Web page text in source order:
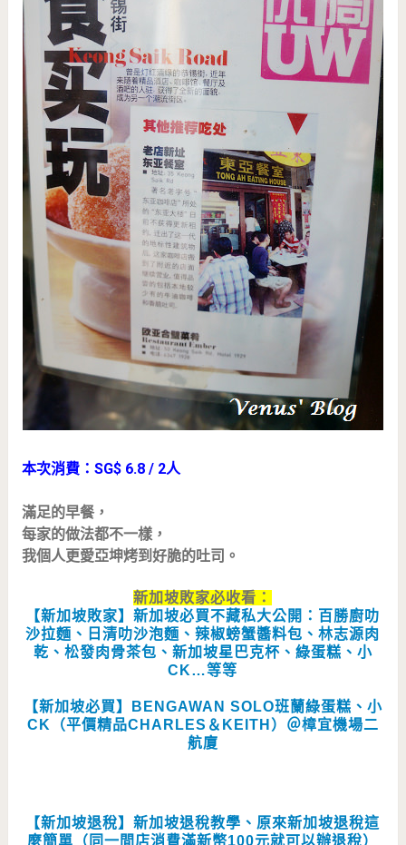
本次消費：SG$ 6.8 / 2人
滿足的早餐，
每家的做法都不一樣，
我個人更愛亞坤烤到好脆的吐司。
新加坡敗家必收看：
【新加坡敗家】新加坡必買不藏私大公開：百勝廚叻
沙拉麵、日清叻沙泡麵、辣椒螃蟹醬料包、林志源肉
乾、松發肉骨茶包、新加坡星巴克杯、綠蛋糕、小
CK…等等
【新加坡必買】BENGAWAN SOLO班蘭綠蛋糕、小
CK（平價精品CHARLES＆KEITH）＠樟宜機場二
航廈
【新加坡退稅】新加坡退稅教學、原來新加坡退稅這
麼簡單（同一間店消費滿新幣100元就可以辦退稅）